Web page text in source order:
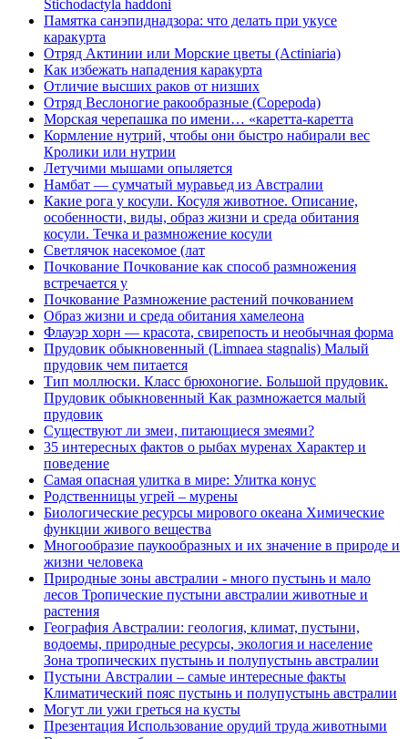
Stichodactyla haddoni
Памятка санэпиднадзора: что делать при укусе
каракурта
Отряд Актинии или Морские цветы (Actiniaria)
Как избежать нападения каракурта
Отличие высших раков от низших
Отряд Веслоногие ракообразные (Copepoda)
Морская черепашка по имени… «каретта-каретта
Кормление нутрий, чтобы они быстро набирали вес
Кролики или нутрии
Летучими мышами опыляется
Намбат — сумчатый муравьед из Австралии
Какие рога у косули. Косуля животное. Описание,
особенности, виды, образ жизни и среда обитания
косули. Течка и размножение косули
Светлячок насекомое (лат
Почкование Почкование как способ размножения
встречается у
Почкование Размножение растений почкованием
Образ жизни и среда обитания хамелеона
Флауэр хорн — красота, свирепость и необычная форма
Прудовик обыкновенный (Limnaea stagnalis) Малый
прудовик чем питается
Тип моллюски. Класс брюхоногие. Большой прудовик.
Прудовик обыкновенный Как размножается малый
прудовик
Существуют ли змеи, питающиеся змеями?
​35 интересных фактов о рыбах муренах Характер и
поведение
Самая опасная улитка в мире: Улитка конус
Родственницы угрей – мурены
Биологические ресурсы мирового океана Химические
функции живого вещества
Многообразие паукообразных и их значение в природе и
жизни человека
Природные зоны австралии - много пустынь и мало
лесов Тропические пустыни австралии животные и
растения
География Австралии: геология, климат, пустыни,
водоемы, природные ресурсы, экология и население
Зона тропических пустынь и полупустынь австралии
Пустыни Австралии – самые интересные факты
Климатический пояс пустынь и полупустынь австралии
Могут ли ужи греться на кусты
Презентация Использование орудий труда животными